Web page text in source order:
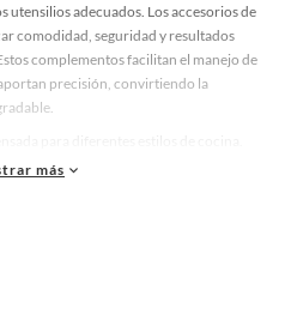
utensilios adecuados. Los accesorios de
comodidad, seguridad y resultados
complementos facilitan el manejo de
precisión, convirtiendo la
ergonómicas, cepillos para limpieza
durabilidad, piezas con mangos
tonos metálicos o acabados mate. Si
que incluyen todo lo necesario
más